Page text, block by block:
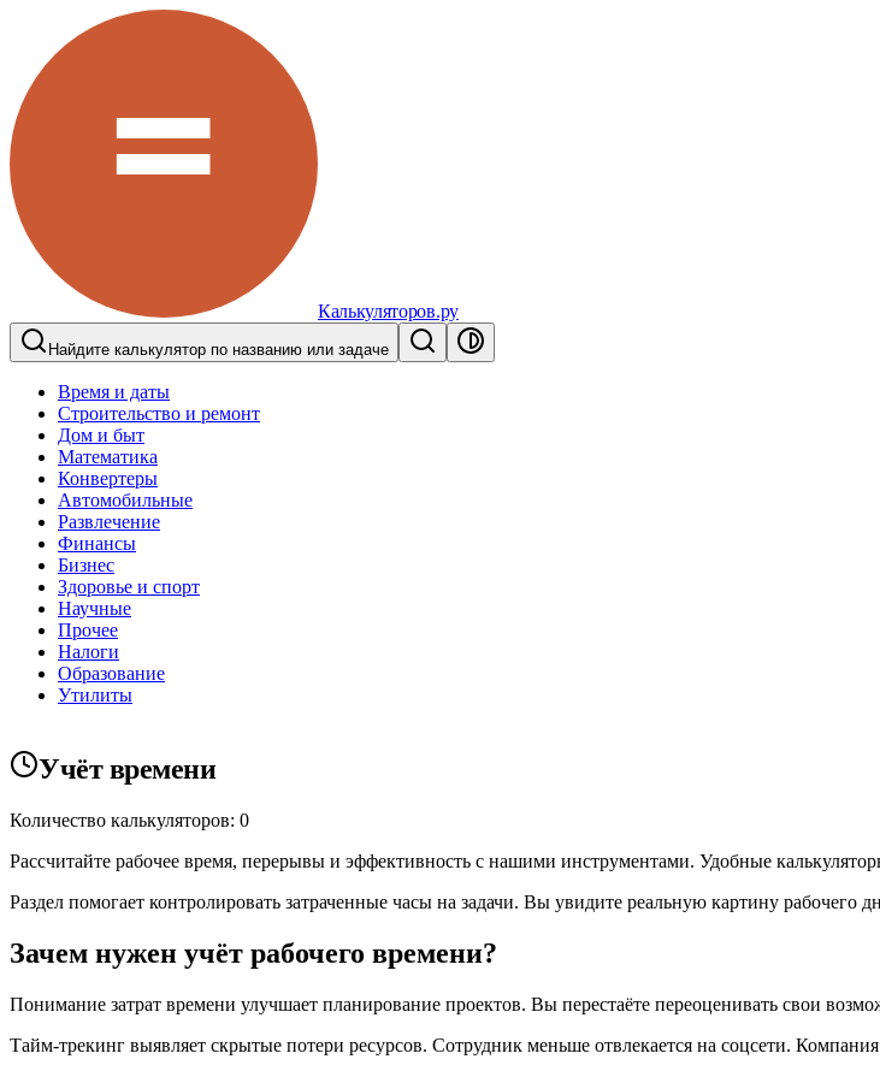
Калькуляторов.ру
Найдите калькулятор по названию или задаче
Время и даты
Строительство и ремонт
Дом и быт
Математика
Конвертеры
Автомобильные
Развлечение
Финансы
Бизнес
Здоровье и спорт
Научные
Прочее
Налоги
Образование
Утилиты
Учёт времени
Количество калькуляторов: 0
Рассчитайте рабочее время, перерывы и эффективность с нашими инструментами. Удобные
Раздел помогает контролировать затраченные часы на задачи. Вы увидите реальную картину
Зачем нужен учёт рабочего времени?
Понимание затрат времени улучшает планирование проектов. Вы перестаёте переоценивать свои
Тайм-трекинг выявляет скрытые потери ресурсов. Сотрудник меньше отвлекается на соцсети.